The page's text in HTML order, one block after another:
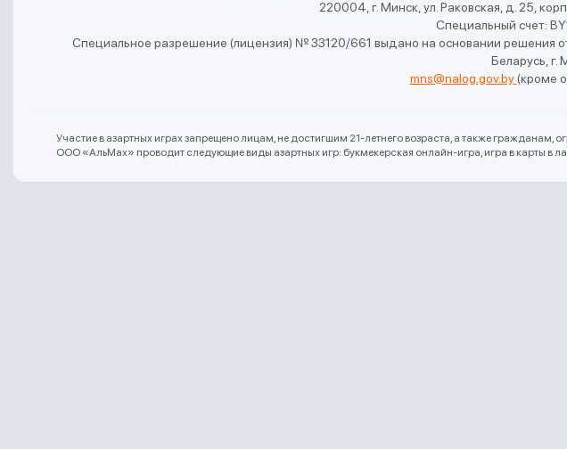
220004, г. Минск, ул. Раковская, д. 25,
Специальный счет:
Специальное разрешение (лицензия) № 33120/661 выдано на основании решения
Беларусь, г.
mns@nalog.gov.by (кроме
Участие в азартных играх запрещено лицам, не достигшим 21-летнего возраста, а также гражданам,
ООО «АльМах» проводит следующие виды азартных игр: букмекерская онлайн-игра, игра в карты в